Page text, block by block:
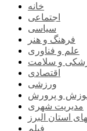
خانه
اجتماعی
سیاسی
فرهنگ و هنر
علم و فناوری
و سلامت
اقتصادی
ورزشی
و پرورش
مدیریت شهری
استان البرز
فیلم